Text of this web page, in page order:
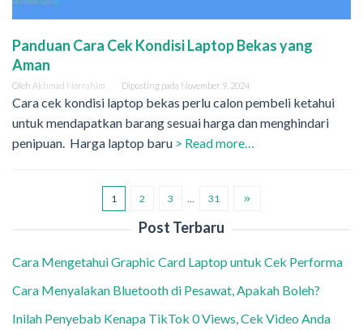
Panduan Cara Cek Kondisi Laptop Bekas yang
Aman
Oleh Akhmad Norrahim Diposting pada November 9, 2024
Cara cek kondisi laptop bekas perlu calon pembeli ketahui
untuk mendapatkan barang sesuai harga dan menghindari
penipuan. Harga laptop baru > Read more…
1 2 3 31
Post Terbaru
Cara Mengetahui Graphic Card Laptop untuk Cek Performa
Cara Menyalakan Bluetooth di Pesawat, Apakah Boleh?
Inilah Penyebab Kenapa TikTok 0 Views, Cek Video Anda